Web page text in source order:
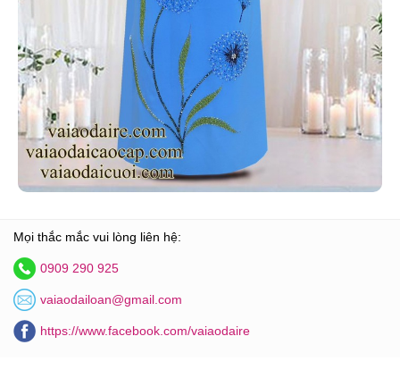
Mọi thắc mắc vui lòng liên hệ:
0909 290 925
vaiaodailoan@gmail.com
https://www.facebook.com/vaiaodaire